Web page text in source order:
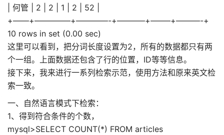
| 何管 | 2 | 2 | 1 | 2 | 52 |
+——+————–+————-+———–+——–+———-+
10 rows in set (0.00 sec)
这里可以看到，把分词长度设置为2，所有的数据都只有两
个一组。上面数据还包含了行的位置，ID等等信息。
接下来，我来进行一系列检索示范，使用方法和原来英文检
索一致。
一、自然语言模式下检索：
1、得到符合条件的个数，
mysql>SELECT COUNT(*) FROM articles